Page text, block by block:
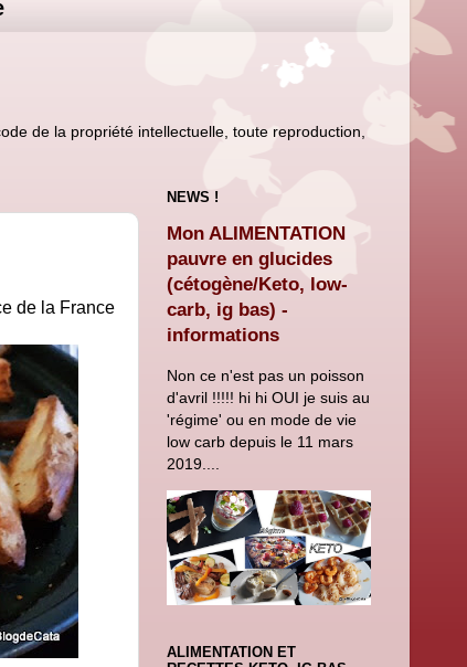
de la propriété intellectuelle, toute reproduction,
de la France
NEWS !
Mon ALIMENTATION
pauvre en glucides
(cétogène/Keto, low-
carb, ig bas) -
informations
Non ce n'est pas un poisson
d'avril !!!!! hi hi OUI je suis au
'régime' ou en mode de vie
low carb depuis le 11 mars
2019....
ALIMENTATION ET